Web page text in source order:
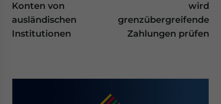
Konten von
ausländischen
Institutionen
wird
grenzübergreifende
Zahlungen prüfen